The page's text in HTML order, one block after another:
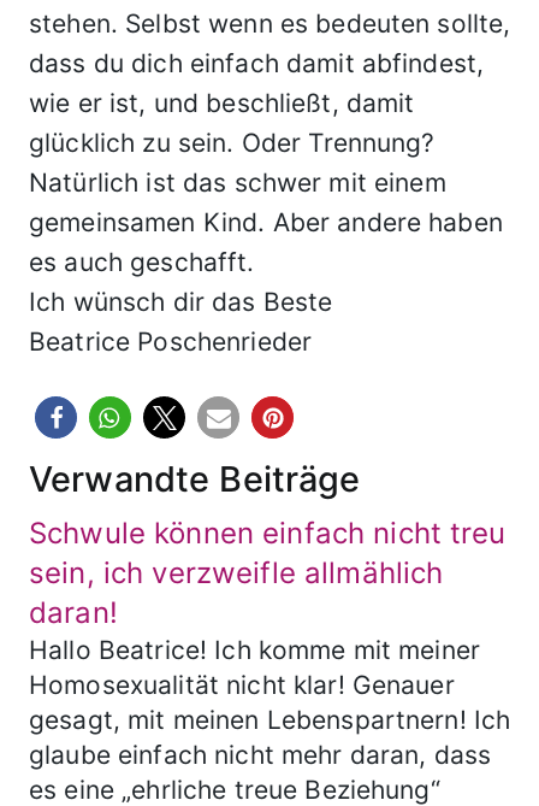
stehen. Selbst wenn es bedeuten sollte,
dass du dich einfach damit abfindest,
wie er ist, und beschließt, damit
glücklich zu sein. Oder Trennung?
Natürlich ist das schwer mit einem
gemeinsamen Kind. Aber andere haben
es auch geschafft.
Ich wünsch dir das Beste
Beatrice Poschenrieder
Verwandte Beiträge
Schwule können einfach nicht treu
sein, ich verzweifle allmählich
daran!
Hallo Beatrice! Ich komme mit meiner
Homosexualität nicht klar! Genauer
gesagt, mit meinen Lebenspartnern! Ich
glaube einfach nicht mehr daran, dass
es eine „ehrliche treue Beziehung“